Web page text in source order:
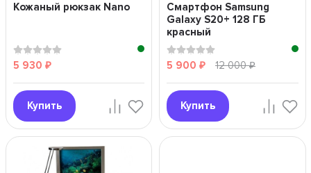
Кожаный рюкзак Nano
5 930 ₽
Купить
Смартфон Samsung
Galaxy S20+ 128 ГБ
красный
5 900 ₽ 12 000₽
Купить